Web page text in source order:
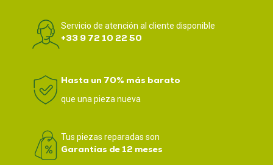
Servicio de atención al cliente disponible
+33 9 72 10 22 50
Hasta un 70% más barato
que una pieza nueva
Tus piezas reparadas son
Garantías de 12 meses